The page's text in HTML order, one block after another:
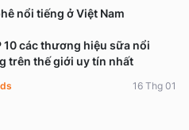
nổi tiếng ở Việt Nam
10 các thương hiệu sữa nổi
trên thế giới uy tín nhất
16 Thg 01